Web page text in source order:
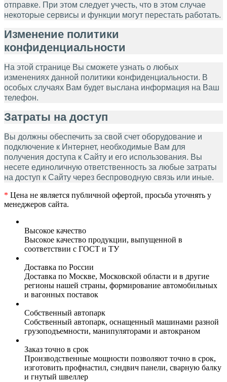
отправке. При этом следует учесть, что в этом случае
некоторые сервисы и функции могут перестать работать.
Изменение политики
конфиденциальности
На этой странице Вы сможете узнать о любых
изменениях данной политики конфиденциальности. В
особых случаях Вам будет выслана информация на Ваш
телефон.
Затраты на доступ
Вы должны обеспечить за свой счет оборудование и
подключение к Интернет, необходимые Вам для
получения доступа к Сайту и его использования. Вы
несете единоличную ответственность за любые затраты
на доступ к Сайту через беспроводную связь или иные.
* Цена не является публичной офертой, просьба уточнять у
менеджеров сайта.
Высокое качество
Высокое качество продукции, выпущенной в
соответствии с ГОСТ и ТУ
Доставка по России
Доставка по Москве, Московской области и в другие
регионы нашей страны, формирование автомобильных
и вагонных поставок
Собственный автопарк
Собственный автопарк, оснащенный машинами разной
грузоподъемности, манипуляторами и автокраном
Заказ точно в срок
Производственные мощности позволяют точно в срок,
изготовить профнастил, сэндвич панели, сварную балку
и гнутый швеллер